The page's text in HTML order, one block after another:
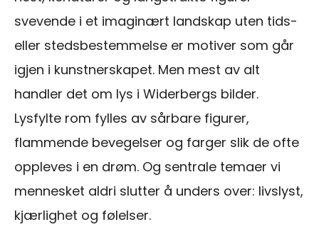
svevende i et imaginært landskap uten tids-
eller stedsbestemmelse er motiver som går
igjen i kunstnerskapet. Men mest av alt
handler det om lys i Widerbergs bilder.
Lysfylte rom fylles av sårbare figurer,
flammende bevegelser og farger slik de ofte
oppleves i en drøm. Og sentrale temaer vi
mennesket aldri slutter å unders over: livslyst,
kjærlighet og følelser.